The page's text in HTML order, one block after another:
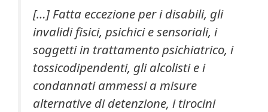
[…] Fatta eccezione per i disabili, gli
invalidi fisici, psichici e sensoriali, i
soggetti in trattamento psichiatrico, i
tossicodipendenti, gli alcolisti e i
condannati ammessi a misure
alternative di detenzione, i tirocini